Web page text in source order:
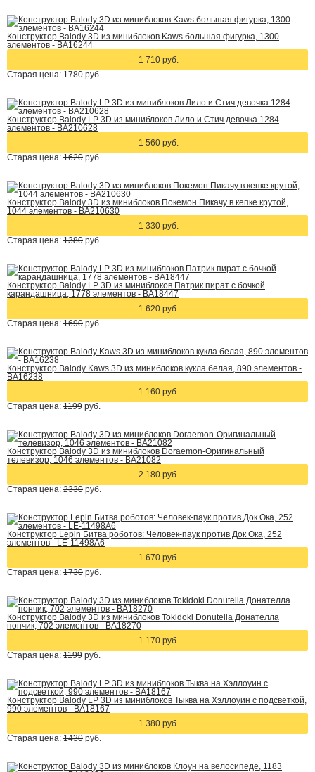
Конструктор Balody 3D из миниблоков Kaws большая фигурка, 1300
элементов - BA16244
1 710 руб.
Старая цена: 1780 руб.
Конструктор Balody LP 3D из миниблоков Лило и Стич девочка 1284
элементов - BA210628
1 560 руб.
Старая цена: 1620 руб.
Конструктор Balody 3D из миниблоков Покемон Пикачу в кепке крутой,
1044 элементов - BA210630
1 330 руб.
Старая цена: 1380 руб.
Конструктор Balody LP 3D из миниблоков Патрик пират с бочкой
карандашница, 1778 элементов - BA18447
1 620 руб.
Старая цена: 1690 руб.
Конструктор Balody Kaws 3D из миниблоков кукла белая, 890 элементов -
BA16238
1 160 руб.
Старая цена: 1199 руб.
Конструктор Balody 3D из миниблоков Doraemon-Оригинальный
телевизор, 1046 элементов - BA21082
2 180 руб.
Старая цена: 2330 руб.
Конструктор Lepin Битва роботов: Человек-паук против Док Ока, 252
элементов - LE-11498A6
1 670 руб.
Старая цена: 1730 руб.
Конструктор Balody 3D из миниблоков Tokidoki Donutella Донателла
пончик, 702 элементов - BA18270
1 170 руб.
Старая цена: 1199 руб.
Конструктор Balody LP 3D из миниблоков Тыква на Хэллоуин с подсветкой,
990 элементов - BA18167
1 380 руб.
Старая цена: 1430 руб.